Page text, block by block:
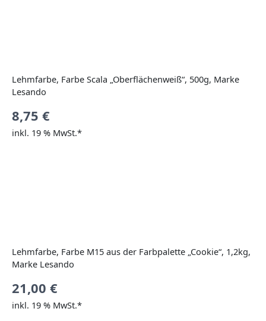
Lehmfarbe, Farbe Scala „Oberflächenweiß“, 500g, Marke
Lesando
8,75 €
inkl. 19 % MwSt.*
Lehmfarbe, Farbe M15 aus der Farbpalette „Cookie“, 1,2kg,
Marke Lesando
21,00 €
inkl. 19 % MwSt.*